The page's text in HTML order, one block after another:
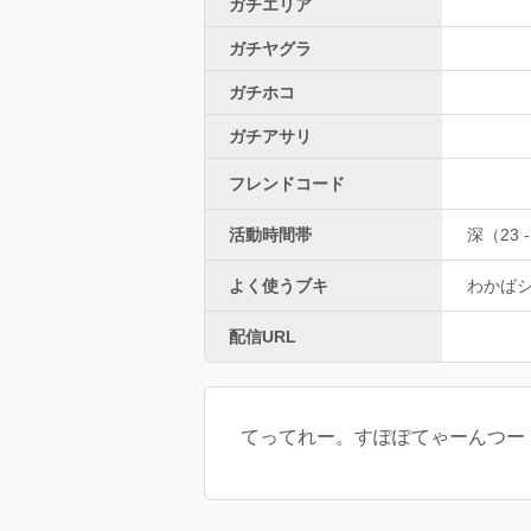
ガチエリア
ガチヤグラ
ガチホコ
ガチアサリ
フレンドコード
活動時間帯 深（23 -
よく使うブキ わかば
配信URL
てってれー。すぽぽてゃーんつー